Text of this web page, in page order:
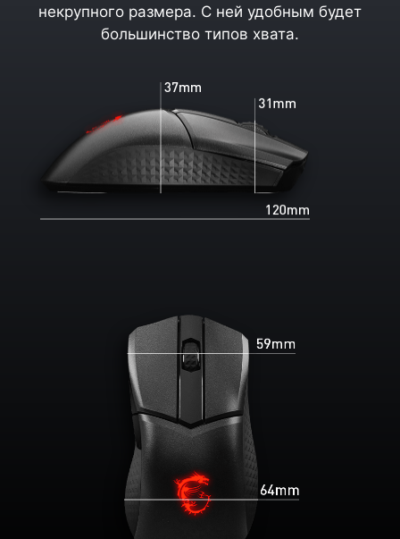
некрупного размера. С ней удобным будет
большинство типов хвата.